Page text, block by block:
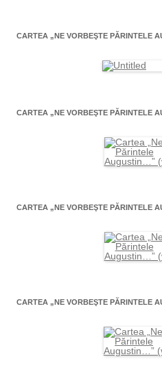
CARTEA „NE VORBEŞTE PĂRINTELE
CARTEA „NE VORBEŞTE PĂRINTELE
CARTEA „NE VORBEŞTE PĂRINTELE
CARTEA „NE VORBEŞTE PĂRINTELE